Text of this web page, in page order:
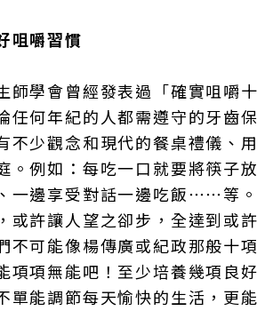
咀嚼習慣
師學會曾經發表過「確實咀嚼十
任何年紀的人都需遵守的牙齒保
不少觀念和現代的餐桌禮儀、用
。例如：每吃一口就要將筷子放
一邊享受對話一邊吃飯⋯⋯等。
或許讓人望之卻步，全達到或許
不可能像楊傳廣或紀政那般十項
項項無能吧！至少培養幾項良好
單能調節每天愉快的生活，更能